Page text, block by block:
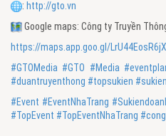
: http://gto.vn
Google maps: Công ty Truyền
https://maps.app.goo.gl/
#GTOMedia #GTO #Media
#duantruyenthong #topsukien
#Event #EventNhaTrang
#TopEvent #TopEventNhaTrang